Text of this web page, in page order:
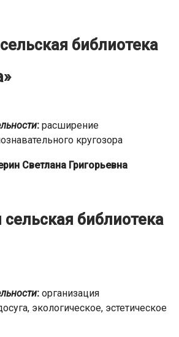
библиотека
: расширение
кругозора
Светлана Григорьевна
библиотека
: организация
экологическое, эстетическое